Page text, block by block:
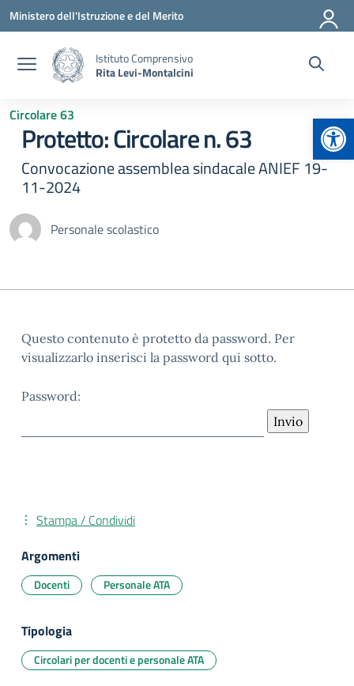
Vai ai contenuti
Vai al menu di navigazione
Vai al footer
Ministero dell'Istruzione e del Merito
Istituto Comprensivo
Rita Levi-Montalcini
Circolare 63
Protetto: Circolare n. 63
Convocazione assemblea sindacale ANIEF 19-
11-2024
Personale scolastico
Questo contenuto è protetto da password. Per
visualizzarlo inserisci la password qui sotto.
Password:
Stampa / Condividi
Argomenti
Docenti Personale ATA
Tipologia
Circolari per docenti e personale ATA